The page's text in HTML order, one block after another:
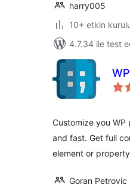
harry005
10+ etkin
4.7.34 ile test
Customize you WP
and fast. Get full
element or
Goran Petrovic